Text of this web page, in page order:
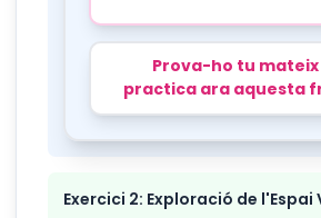
Prova-ho tu mateix
practica ara aquesta
Exercici 2: Exploració de l'Espai